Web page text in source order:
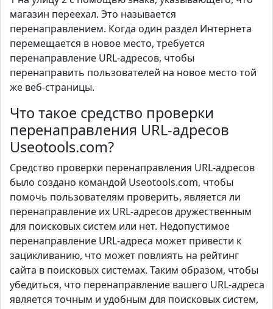
магазин переехал. Это называется
перенаправлением. Когда один раздел Интернета
перемещается в новое место, требуется
перенаправление URL-адресов, чтобы
перенаправить пользователей на новое место той
же веб-страницы.
Что такое средство проверки
перенаправления URL-адресов
Useotools.com?
Средство проверки перенаправления URL-адресов
было создано командой Useotools.com, чтобы
помочь пользователям проверить, является ли
перенаправление их URL-адресов дружественным
для поисковых систем или нет. Недопустимое
перенаправление URL-адреса может привести к
зацикливанию, что может повлиять на рейтинг
сайта в поисковых системах. Таким образом, чтобы
убедиться, что перенаправление вашего URL-адреса
является точным и удобным для поисковых систем,